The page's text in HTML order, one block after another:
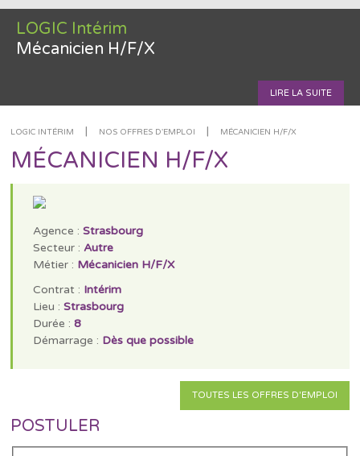
LOGIC Intérim
Mécanicien H/F/X
LIRE LA SUITE
LOGIC INTÉRIM | NOS OFFRES D'EMPLOI | MÉCANICIEN H/F/X
MÉCANICIEN H/F/X
Agence :Strasbourg
Secteur :Autre
Métier : Mécanicien H/F/X
Contrat : Intérim
Lieu :Strasbourg
Durée :8
Démarrage : Dès que possible
TOUTES LES OFFRES D'EMPLOI
POSTULER